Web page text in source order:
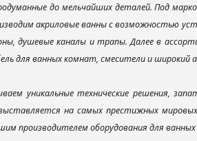
до мельчайших деталей. Под
акриловые ванны с возможностью
душевые каналы и трапы. Далее в
для ванных комнат, смесители и широкий
уникальные технические решения,
на самых престижных
производителем оборудования для